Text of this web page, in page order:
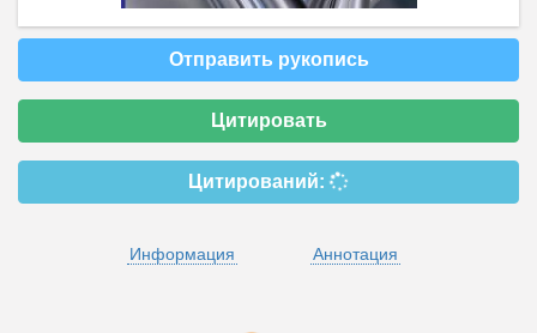
Отправить рукопись
Цитировать
Цитирований:
Информация Аннотация